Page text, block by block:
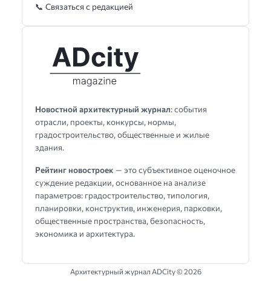
Новостной архитектурный журнал: события
отрасли, проекты, конкурсы, нормы,
градостроительство, общественные и жилые
здания.
Рейтинг новостроек — это субъективное оценочное
суждение редакции, основанное на анализе
параметров: градостроительство, типология,
планировки, конструктив, инженерия, парковки,
общественные пространства, безопасность,
экономика и архитектура.
📞 Связаться с редакцией
Архитектурный журнал ADCity ©2026